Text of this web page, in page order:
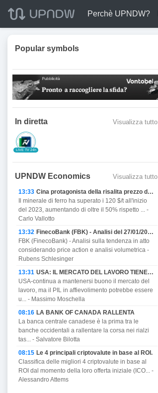
Perchè UPNDW?
Popular symbols
In diretta Visualizza tutto
LIVE TV 24h
UPNDW Economics Visualizza tutto
13:33
Cina protagonista della risalita prezzo del Ferro
Il minerale di ferro ha superato i 120 $/t all'inizio
del 2023, aumentando di oltre il 50% rispetto ... -
Carlo Vallotto
13:32
FinecoBank (FBK) - Analisi del 27/01/2023
FBK (FinecoBank) - Analisi sulla tendenza in atto
considerando price action e analisi volumetrica -
Rubens Schlesinger
13:31
USA: IL MERCATO DEL LAVORO TIENE MA PROMETTE DI AFFIEVOLIRSI CON IL PIL E MINACCIA RECESSIONE.
USA-continua a mantenersi buono il mercato del
lavoro, ma il PIL in affievolimento potrebbe essere
u... - Massimo Moschella
08:16 LA BANK OF CANADA RALLENTA
La banca centrale canadese è la prima tra le
banche occidentali a rallentare la corsa nei rialzi
tas... - Salvatore Bilotta
08:15 Le 4 principali criptovalute in base al ROI.
Classifica delle migliori 4 criptovalute in base al
ROI dal momento della loro offerta iniziale (ICO... -
Alessandro Attems